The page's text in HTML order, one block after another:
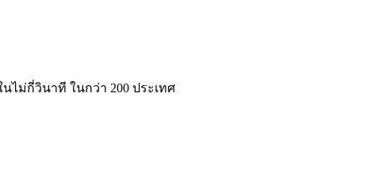
ไม่กี่วินาที ในกว่า 200 ประเทศ